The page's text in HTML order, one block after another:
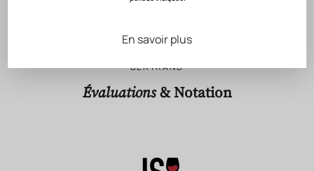
En savoir plus
BERTRAND
Évaluations& Notation